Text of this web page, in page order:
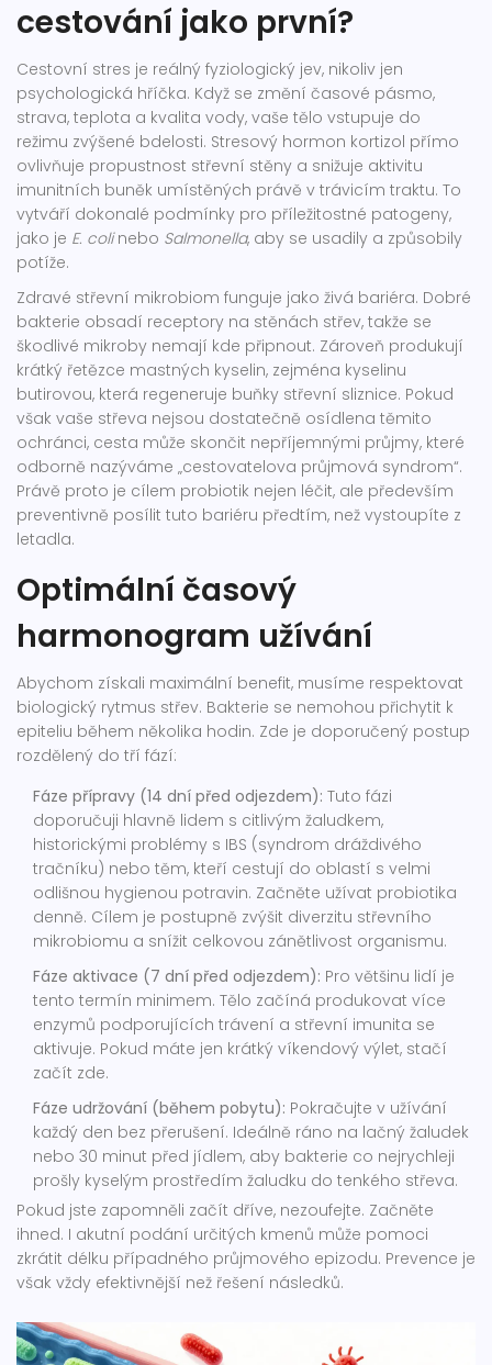
cestování jako první?
Cestovní stres je reálný fyziologický jev, nikoliv jen
psychologická hříčka. Když se změní časové pásmo,
strava, teplota a kvalita vody, vaše tělo vstupuje do
režimu zvýšené bdelosti. Stresový hormon kortizol přímo
ovlivňuje propustnost střevní stěny a snižuje aktivitu
imunitních buněk umístěných právě v trávicím traktu. To
vytváří dokonalé podmínky pro příležitostné patogeny,
jako je E. colinebo Salmonella, aby se usadily a způsobily
potíže.
Zdravé střevní mikrobiom funguje jako živá bariéra. Dobré
bakterie obsadí receptory na stěnách střev, takže se
škodlivé mikroby nemají kde připnout. Zároveň produkují
krátký řetězce mastných kyselin, zejména kyselinu
butirovou, která regeneruje buňky střevní sliznice. Pokud
však vaše střeva nejsou dostatečně osídlena těmito
ochránci, cesta může skončit nepříjemnými průjmy, které
odborně nazýváme „cestovatelova průjmová syndrom“.
Právě proto je cílem probiotik nejen léčit, ale především
preventivně posílit tuto bariéru předtím, než vystoupíte z
letadla.
Optimální časový
harmonogram užívání
Abychom získali maximální benefit, musíme respektovat
biologický rytmus střev. Bakterie se nemohou přichytit k
epiteliu během několika hodin. Zde je doporučený postup
rozdělený do tří fází:
Fáze přípravy (14 dní před odjezdem): Tuto fázi
doporučuji hlavně lidem s citlivým žaludkem,
historickými problémy s IBS (syndrom dráždivého
tračníku) nebo těm, kteří cestují do oblastí s velmi
odlišnou hygienou potravin. Začněte užívat probiotika
denně. Cílem je postupně zvýšit diverzitu střevního
mikrobiomu a snížit celkovou zánětlivost organismu.
Fáze aktivace (7 dní před odjezdem): Pro většinu lidí je
tento termín minimem. Tělo začíná produkovat více
enzymů podporujících trávení a střevní imunita se
aktivuje. Pokud máte jen krátký víkendový výlet, stačí
začít zde.
Fáze udržování (během pobytu): Pokračujte v užívání
každý den bez přerušení. Ideálně ráno na lačný žaludek
nebo 30 minut před jídlem, aby bakterie co nejrychleji
prošly kyselým prostředím žaludku do tenkého střeva.
Pokud jste zapomněli začít dříve, nezoufejte. Začněte
ihned. I akutní podání určitých kmenů může pomoci
zkrátit délku případného průjmového epizodu. Prevence je
však vždy efektivnější než řešení následků.